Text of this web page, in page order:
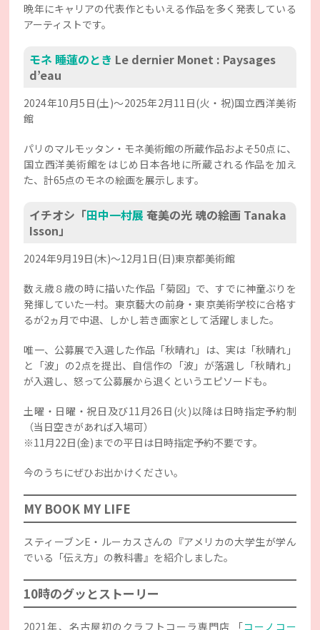
晩年にキャリアの代表作ともいえる作品を多く発表している
アーティストです。
モネ 睡蓮のとき Le dernier Monet : Paysages
d’eau
2024年10月5日(土)〜2025年2月11日(火・祝)国立西洋美術
館
パリのマルモッタン・モネ美術館の所蔵作品およそ50点に、
国立西洋美術館をはじめ日本各地に所蔵される作品を加え
た、計65点のモネの絵画を展示します。
イチオシ「田中一村展 奄美の光 魂の絵画 Tanaka
Isson」
2024年9月19日(木)～12月1日(日)東京都美術館
数え歳８歳の時に描いた作品「菊図」で、すでに神童ぶりを
発揮していた一村。東京藝大の前身・東京美術学校に合格す
るが2ヵ月で中退、しかし若き画家として活躍しました。
唯一、公募展で入選した作品「秋晴れ」は、実は「秋晴れ」
と「波」の2点を提出、自信作の「波」が落選し「秋晴れ」
が入選し、怒って公募展から退くというエピソードも。
土曜・日曜・祝日及び11月26日(火)以降は日時指定予約制
（当日空きがあれば入場可）
※11月22日(金)までの平日は日時指定予約不要です。
今のうちにぜひお出かけください。
MY BOOK MY LIFE
スティーブンE・ルーカスさんの『アメリカの大学生が学ん
でいる「伝え方」の教科書』を紹介しました。
10時のグッとストーリー
2021年、名古屋初のクラフトコーラ専門店 「コーノコー